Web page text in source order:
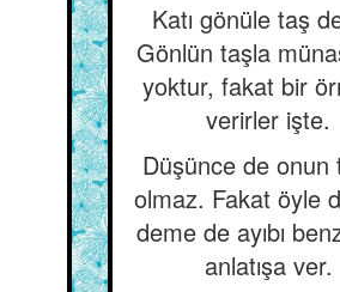
Katı gönüle taş
Gönlün taşla
yoktur, fakat bir
verirler işte.
Düşünce de onun
olmaz. Fakat öyle
deme de ayıbı
anlatışa ver.